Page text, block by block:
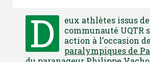
D
eux athlètes issus
communauté UQTR
action à l’occasion
paralympiques de